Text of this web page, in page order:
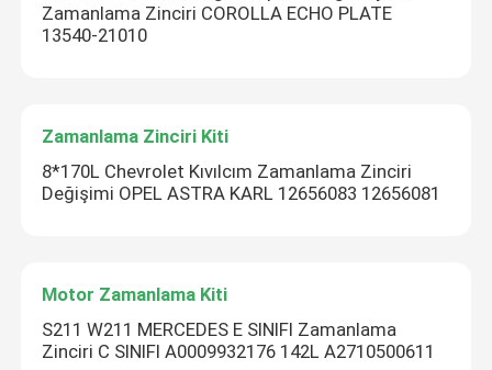
Zamanlama Zinciri COROLLA ECHO PLATE
13540-21010
Zamanlama Zinciri Kiti
8*170L Chevrolet Kıvılcım Zamanlama Zinciri
Değişimi OPEL ASTRA KARL 12656083 12656081
Motor Zamanlama Kiti
S211 W211 MERCEDES E SINIFI Zamanlama
Zinciri C SINIFI A0009932176 142L A2710500611